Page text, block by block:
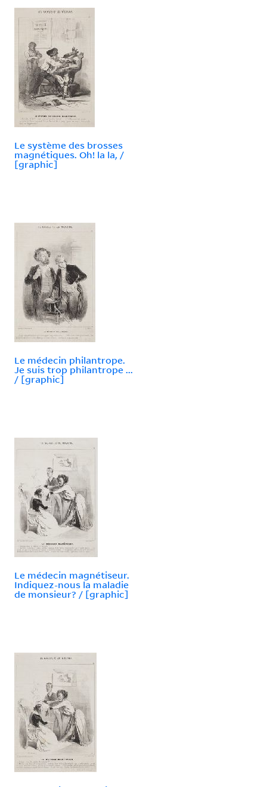
Le système des brosses
magnétiques. Oh! la la, /
[graphic]
Le médecin philantrope.
Je suis trop philantrope ...
/ [graphic]
Le médecin magnétiseur.
Indiquez-nous la maladie
de monsieur? / [graphic]